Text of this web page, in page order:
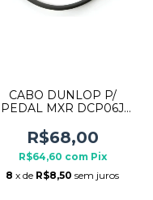
CABO DUNLOP P/
PEDAL MXR DCP06J
UNIDADE
R$68,00
R$64,60 com Pix
8 x de R$8,50 sem juros